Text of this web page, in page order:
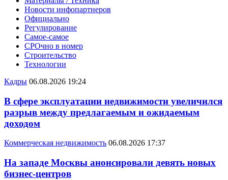
Новости инфопартнеров
Официально
Регулирование
Самое-самое
СРОчно в номер
Строительство
Технологии
Кадры 06.08.2026 19:24
В сфере эксплуатации недвижимости увеличился
разрыв между предлагаемым и ожидаемым
доходом
Коммерческая недвижимость 06.08.2026 17:37
На западе Москвы анонсировали девять новых
бизнес-центров